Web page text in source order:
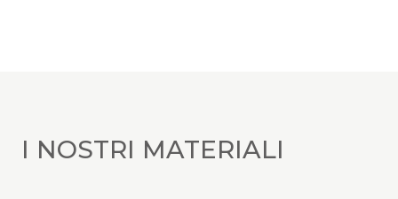
I NOSTRI MATERIALI